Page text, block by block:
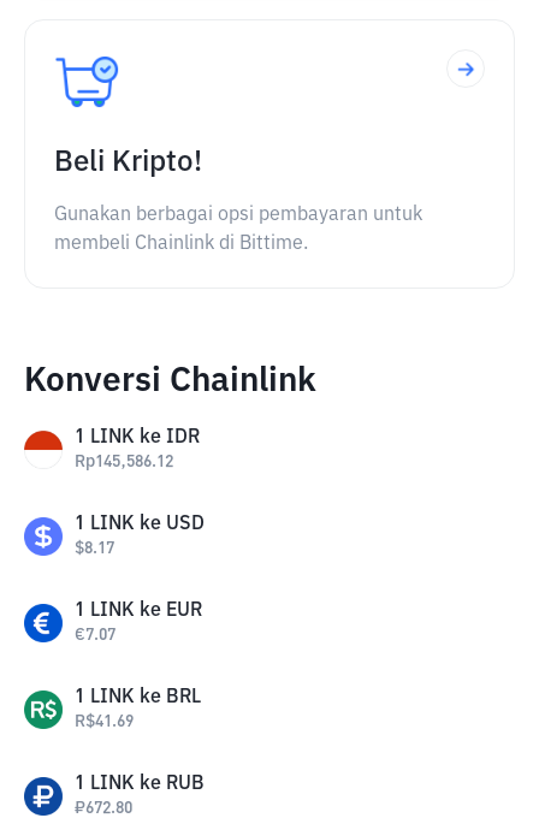
Beli Kripto!
Gunakan berbagai opsi pembayaran untuk
membeli Chainlink di Bittime.
Konversi Chainlink
1 LINK ke IDR
Rp145,586.12
1 LINK ke USD
$8.17
1 LINK ke EUR
€7.07
1 LINK ke BRL
R$41.69
1 LINK ke RUB
₽672.80